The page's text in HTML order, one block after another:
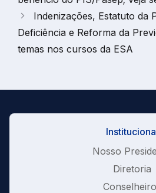
Indenizações, Estatuto da
Deficiência e Reforma da
temas nos cursos da ESA
Nosso
Diretoria